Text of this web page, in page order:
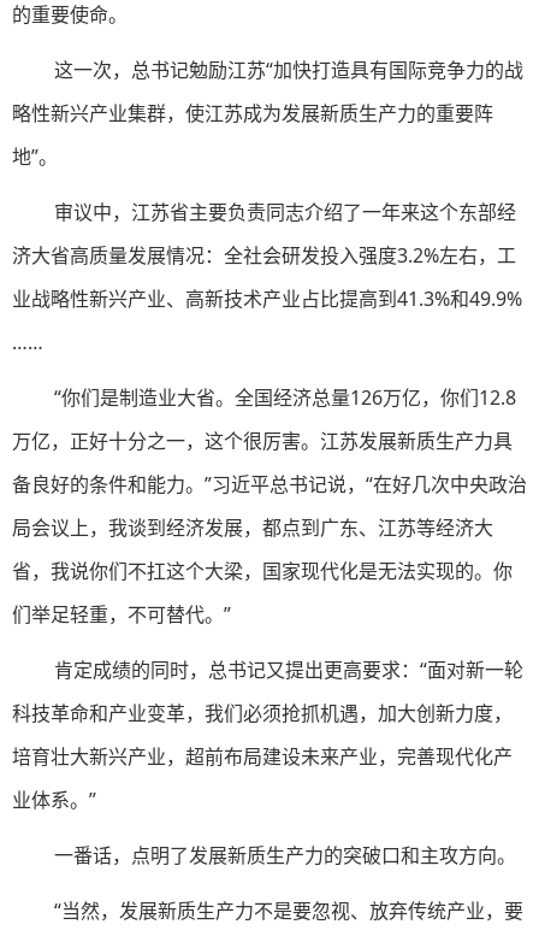
的重要使命。
这一次，总书记勉励江苏“加快打造具有国际竞争力的战
略性新兴产业集群，使江苏成为发展新质生产力的重要阵
地”。
审议中，江苏省主要负责同志介绍了一年来这个东部经
济大省高质量发展情况：全社会研发投入强度3.2%左右，工
业战略性新兴产业、高新技术产业占比提高到41.3%和49.9%
……
“你们是制造业大省。全国经济总量126万亿，你们12.8
万亿，正好十分之一，这个很厉害。江苏发展新质生产力具
备良好的条件和能力。”习近平总书记说，“在好几次中央政治
局会议上，我谈到经济发展，都点到广东、江苏等经济大
省，我说你们不扛这个大梁，国家现代化是无法实现的。你
们举足轻重，不可替代。”
肯定成绩的同时，总书记又提出更高要求：“面对新一轮
科技革命和产业变革，我们必须抢抓机遇，加大创新力度，
培育壮大新兴产业，超前布局建设未来产业，完善现代化产
业体系。”
一番话，点明了发展新质生产力的突破口和主攻方向。
“当然，发展新质生产力不是要忽视、放弃传统产业，要